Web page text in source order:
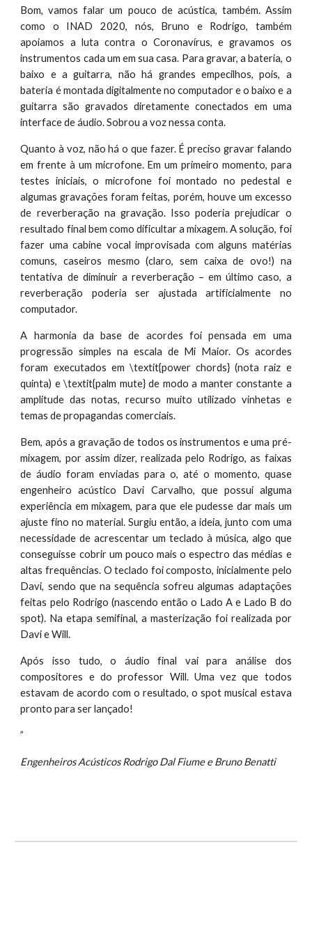
Bom, vamos falar um pouco de acústica, também. Assim
como o INAD 2020, nós, Bruno e Rodrigo, também
apoiamos a luta contra o Coronavírus, e gravamos os
instrumentos cada um em sua casa. Para gravar, a bateria, o
baixo e a guitarra, não há grandes empecilhos, pois, a
bateria é montada digitalmente no computador e o baixo e a
guitarra são gravados diretamente conectados em uma
interface de áudio. Sobrou a voz nessa conta.
Quanto à voz, não há o que fazer. É preciso gravar falando
em frente à um microfone. Em um primeiro momento, para
testes iniciais, o microfone foi montado no pedestal e
algumas gravações foram feitas, porém, houve um excesso
de reverberação na gravação. Isso poderia prejudicar o
resultado final bem como dificultar a mixagem. A solução, foi
fazer uma cabine vocal improvisada com alguns matérias
comuns, caseiros mesmo (claro, sem caixa de ovo!) na
tentativa de diminuir a reverberação – em último caso, a
reverberação poderia ser ajustada artificialmente no
computador.
A harmonia da base de acordes foi pensada em uma
progressão simples na escala de Mi Maior. Os acordes
foram executados em \textit{power chords} (nota raiz e
quinta) e \textit{palm mute} de modo a manter constante a
amplitude das notas, recurso muito utilizado vinhetas e
temas de propagandas comerciais.
Bem, após a gravação de todos os instrumentos e uma pré-
mixagem, por assim dizer, realizada pelo Rodrigo, as faixas
de áudio foram enviadas para o, até o momento, quase
engenheiro acústico Davi Carvalho, que possui alguma
experiência em mixagem, para que ele pudesse dar mais um
ajuste fino no material. Surgiu então, a ideia, junto com uma
necessidade de acrescentar um teclado à música, algo que
conseguisse cobrir um pouco mais o espectro das médias e
altas frequências. O teclado foi composto, inicialmente pelo
Davi, sendo que na sequência sofreu algumas adaptações
feitas pelo Rodrigo (nascendo então o Lado A e Lado B do
spot). Na etapa semifinal, a masterização foi realizada por
Davi e Will.
Após isso tudo, o áudio final vai para análise dos
compositores e do professor Will. Uma vez que todos
estavam de acordo com o resultado, o spot musical estava
pronto para ser lançado!
”
Engenheiros Acústicos Rodrigo Dal Fiume e Bruno Benatti